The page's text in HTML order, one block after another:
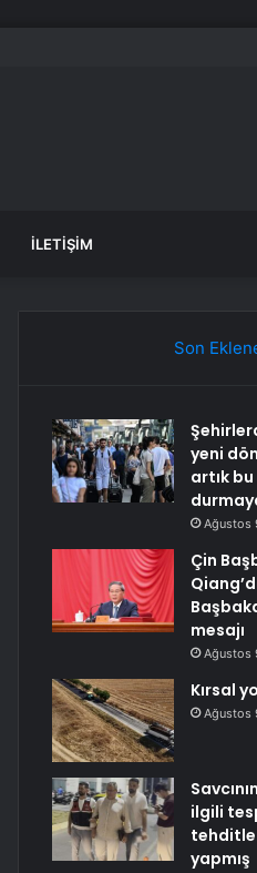
İLETIŞIM
Son
yeni
artık
Ağustos
Çin
mesajı
Ağustos
Kırsal
Ağustos
ilgili
tehditle
yapmış